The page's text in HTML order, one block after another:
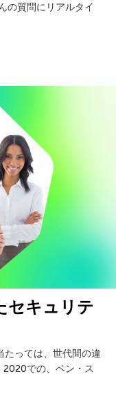
の質問にリアルタイ
セキュリテ
たっては、世代間の違
での、ベン・ス